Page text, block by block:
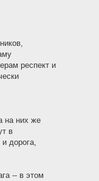
респект и
на них же
в
дорога,
-- в этом